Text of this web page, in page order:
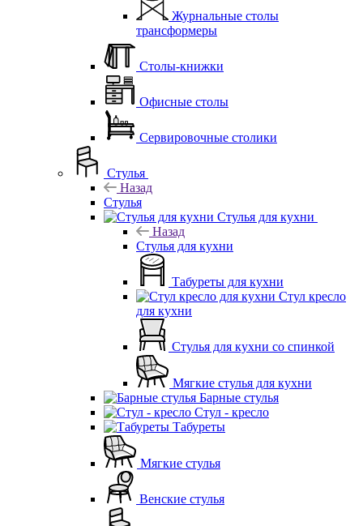
Журнальные столы
трансформеры
Столы-книжки
Офисные столы
Сервировочные столики
Стулья
Назад
Стулья
Стулья для кухни
Назад
Стулья для кухни
Табуреты для кухни
Стул кресло
для кухни
Стулья для кухни со спинкой
Мягкие стулья для кухни
Барные стулья
Стул - кресло
Табуреты
Мягкие стулья
Венские стулья